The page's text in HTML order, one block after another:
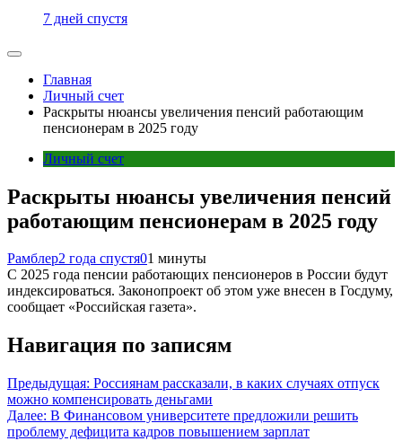
7 дней спустя
Главная
Личный счет
Раскрыты нюансы увеличения пенсий работающим
пенсионерам в 2025 году
Личный счет
Раскрыты нюансы увеличения пенсий
работающим пенсионерам в 2025 году
Рамблер2 года спустя01 минуты
С 2025 года пенсии работающих пенсионеров в России будут
индексироваться. Законопроект об этом уже внесен в Госдуму,
сообщает «Российская газета».
Навигация по записям
Предыдущая: Россиянам рассказали, в каких случаях отпуск
можно компенсировать деньгами
Далее: В Финансовом университете предложили решить
проблему дефицита кадров повышением зарплат